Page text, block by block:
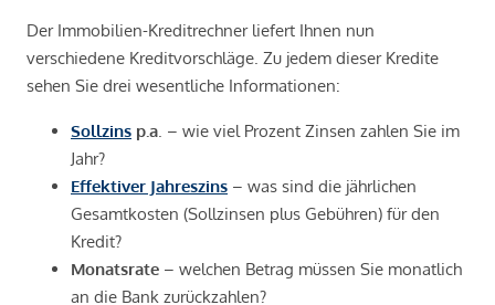
Der Immobilien-Kreditrechner liefert Ihnen nun
verschiedene Kreditvorschläge. Zu jedem dieser Kredite
sehen Sie drei wesentliche Informationen:
Sollzins p.a . – wie viel Prozent Zinsen zahlen Sie im
Jahr?
Effektiver Jahreszins – was sind die jährlichen
Gesamtkosten (Sollzinsen plus Gebühren) für den
Kredit?
Monatsrate – welchen Betrag müssen Sie monatlich
an die Bank zurückzahlen?